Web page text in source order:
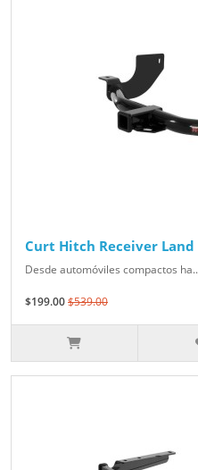
Curt Hitch Receiver Land
Desde automóviles compactos ha..
$199.00$539.00